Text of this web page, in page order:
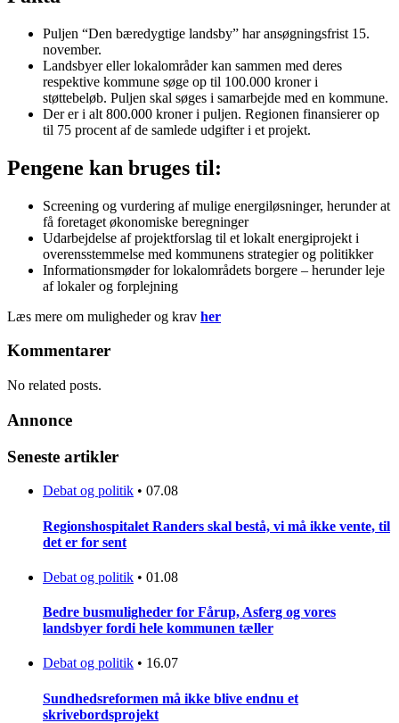
Puljen “Den bæredygtige landsby” har ansøgningsfrist 15.
november.
Landsbyer eller lokalområder kan sammen med deres
respektive kommune søge op til 100.000 kroner i
støttebeløb. Puljen skal søges i samarbejde med en kommune.
Der er i alt 800.000 kroner i puljen. Regionen finansierer op
til 75 procent af de samlede udgifter i et projekt.
Pengene kan bruges til:
Screening og vurdering af mulige energiløsninger, herunder at
få foretaget økonomiske beregninger
Udarbejdelse af projektforslag til et lokalt energiprojekt i
overensstemmelse med kommunens strategier og politikker
Informationsmøder for lokalområdets borgere – herunder leje
af lokaler og forplejning
Læs mere om muligheder og krav her
Kommentarer
No related posts.
Annonce
Seneste artikler
Debat og politik • 07.08
Regionshospitalet Randers skal bestå, vi må ikke vente, til
det er for sent
Debat og politik • 01.08
Bedre busmuligheder for Fårup, Asferg og vores
landsbyer fordi hele kommunen tæller
Debat og politik • 16.07
Sundhedsreformen må ikke blive endnu et
skrivebordsprojekt